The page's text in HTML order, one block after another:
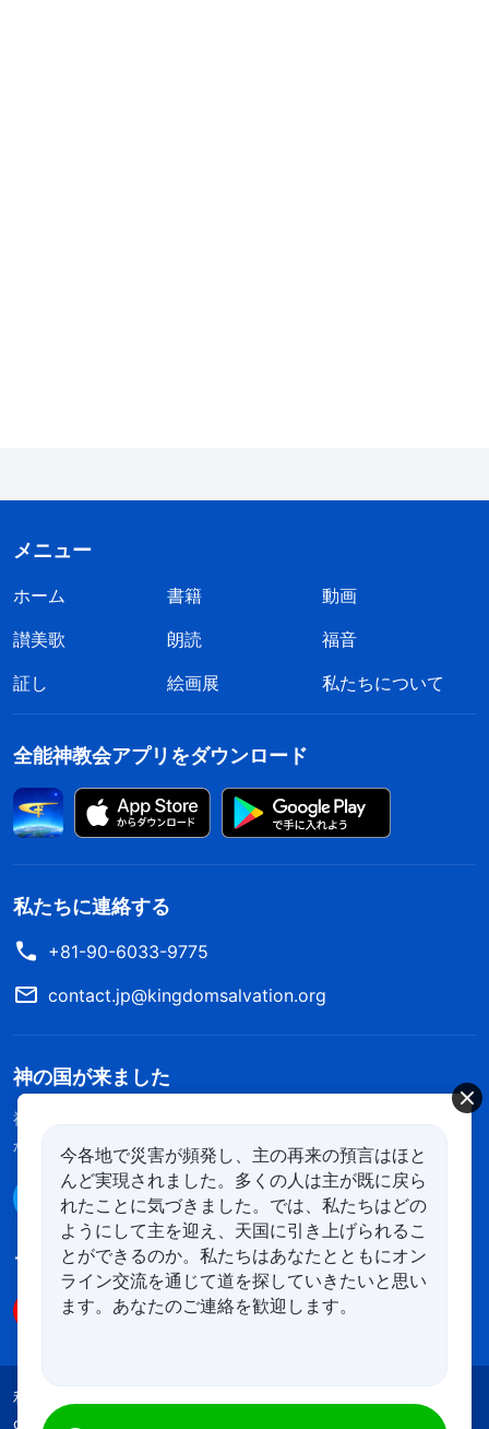
ん。それが主の出現をお迎えする唯一の方法です。
人はあくまで決めつけようとし、雲に乗って降臨す
みます。そうした態度の結果は何でしょう？きっと
災害に陥って罰せられ、自ら滅びを招きます。賢い
乙女なら、主のお求めどおりにし、神の御声を聞い
て主を迎え、どんな姿でも喜んで受け入れ、従うべ
きです。選り好みしてはいけません。さもないと愚
かな乙女になり、災害に陥り泣きわめいて歯ぎしり
します。では、終わりの日にいったい何が起きるの
でしょう？神は霊の姿で戻るのか、人の子として戻
のが簡単かから話しましょう。霊を通じて語るの
と、肉を通じて語るのと、どちらが簡単でしょう？
どちらも人の子のほうが簡単だと、多くの人が答え
るはずです。そのとおり。だから神は恵みの時代に
出現して働きをなしたとき、肉となったのです。主
イエスは人の子でした。人のあいだで暮らし、一緒
に飲み食いしました。多くの人が主に従い、主と交
わり、語り、交流しました。まったく自由で、制限
は一切ありません。誰もが主イエスの愛おしさを見
たのです。主に潤され、施され、支えられ、多くの
真理を学べました。多くの真理を発した主は十字架
れば、誰もが罪を赦された。そして罪を赦された平
メニュー
ホーム 書籍
動画
讃美歌
朗読
福音
証し
絵画展 私たちについて
全能神教会アプリをダウンロード
私たちに連絡する
+81-90-6033-9775
contact.jp@kingdomsalvation.org
神の国が来ました
神の国が地上に降臨したのです！あなたは神の国に入りたいです
か？
Line経由で連絡する
フォローする
利用規約
cookies
今各地で災害が頻発し、主の再来の預言はほと
んど実現されました。多くの人は主が既に戻ら
れたことに気づきました。では、私たちはどの
ようにして主を迎え、天国に引き上げられるこ
とができるのか。私たちはあなたとともにオン
ライン交流を通じて道を探していきたいと思い
ます。あなたのご連絡を歓迎します。